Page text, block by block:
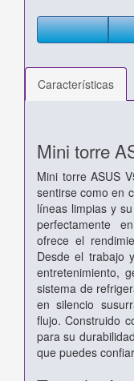
Características
Mini torre
Mini torre ASUS
sentirse como en
líneas limpias y
perfectamente
ofrece el
Desde el trabajo
entretenimiento,
sistema de
en silencio
flujo. Construido
para su
que puedes